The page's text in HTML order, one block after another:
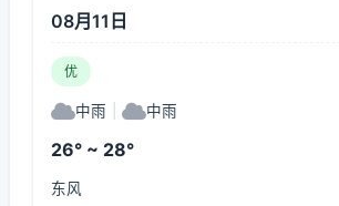
08月11日
优
中雨 中雨
26° ~ 28°
东风